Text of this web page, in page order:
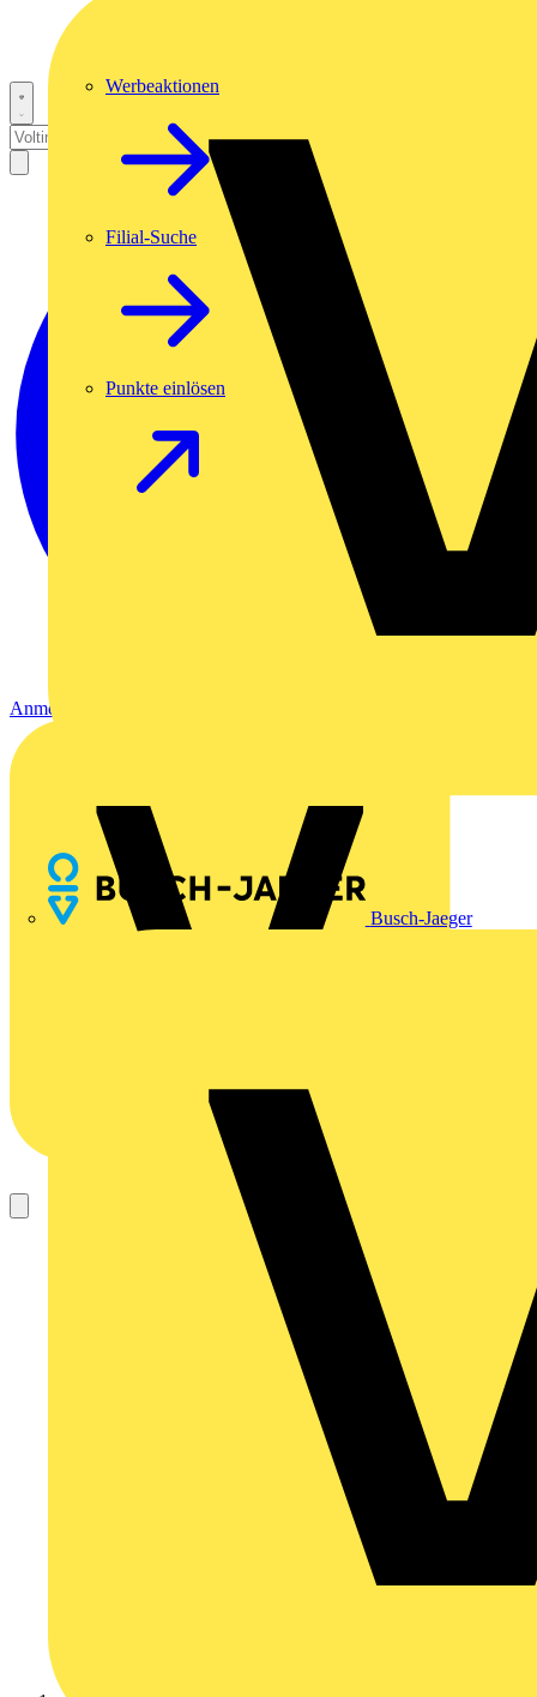
Busch-Jaeger
Werbeaktionen
Filial-Suche
Punkte einlösen
Anmelden